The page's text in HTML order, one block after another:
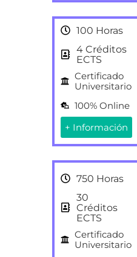
100 Horas
4 Créditos
ECTS
Certificado
Universitario
100% Online
+ Información
750 Horas
30
Créditos
ECTS
Certificado
Universitario